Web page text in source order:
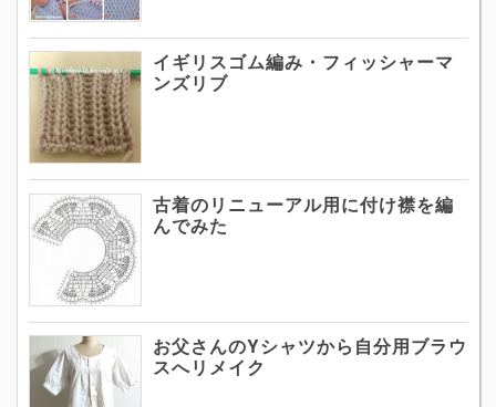
イギリスゴム編み・フィッシャーマ
ンズリブ
古着のリニューアル用に付け襟を編
んでみた
お父さんのYシャツから自分用ブラウ
スへリメイク